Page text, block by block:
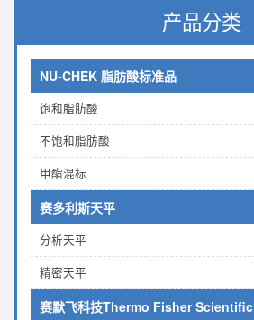
产品分类
NU-CHEK 脂肪酸标准品
饱和脂肪酸
不饱和脂肪酸
甲酯混标
赛多利斯天平
分析天平
精密天平
赛默飞科技Thermo Fisher Scientific